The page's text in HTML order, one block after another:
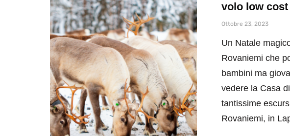
volo low cost
Ottobre 23, 2023
Un Natale
Rovaniemi che
bambini ma
vedere la Casa
tantissime
Rovaniemi, in